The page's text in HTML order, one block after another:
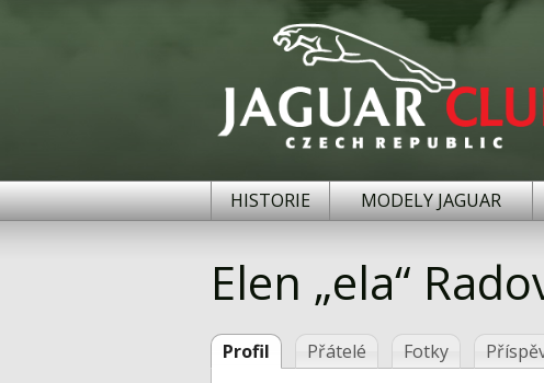
HISTORIE MODELY JAGUAR
Elen „ela“
Profil Přátelé Fotky